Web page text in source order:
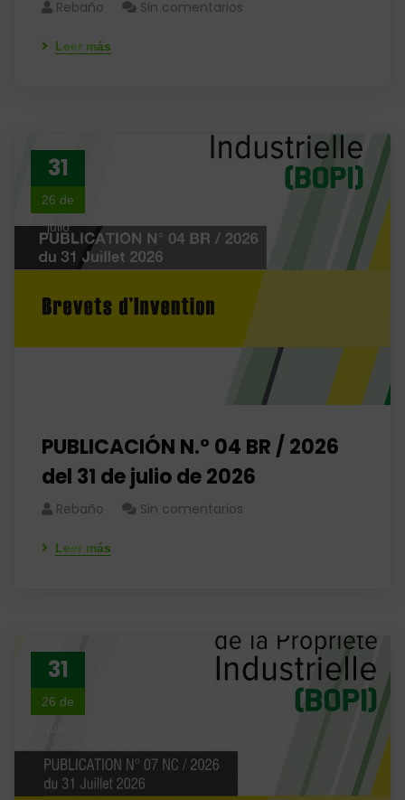
Rebaño Sin comentarios
Leer más
31
26 de
julio
PUBLICACIÓN N.° 04 BR / 2026
del 31 de julio de 2026
Rebaño Sin comentarios
Leer más
31
26 de